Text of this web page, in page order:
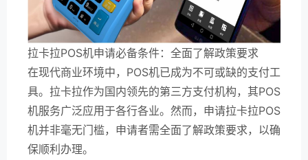
拉卡拉POS机申请必备条件：全面了解政策要求
在现代商业环境中，POS机已成为不可或缺的支付工
具。拉卡拉作为国内领先的第三方支付机构，其POS
机服务广泛应用于各行各业。然而，申请拉卡拉POS
机并非毫无门槛，申请者需全面了解政策要求，以确
保顺利办理。